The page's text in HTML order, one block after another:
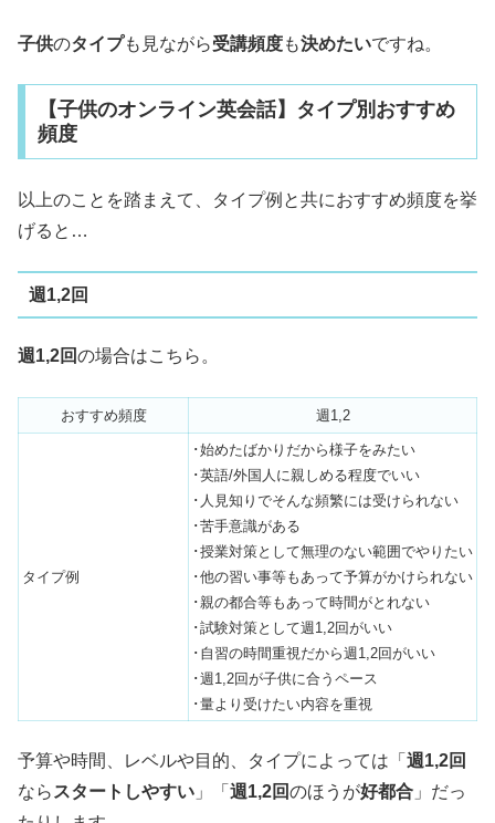
子供のタイプも見ながら受講頻度も決めたいですね。
【子供のオンライン英会話】タイプ別おすすめ
頻度
以上のことを踏まえて、タイプ例と共におすすめ頻度を挙
げると…
週1,2回
週1,2回の場合はこちら。
おすすめ頻度 週1,2
タイプ例
･始めたばかりだから様子をみたい
･英語/外国人に親しめる程度でいい
･人見知りでそんな頻繁には受けられない
･苦手意識がある
･授業対策として無理のない範囲でやりたい
･他の習い事等もあって予算がかけられない
･親の都合等もあって時間がとれない
･試験対策として週1,2回がいい
･自習の時間重視だから週1,2回がいい
･週1,2回が子供に合うペース
･量より受けたい内容を重視
予算や時間、レベルや目的、タイプによっては「 週1,2回
なら スタートしやすい 」「 週1,2回のほうが好都合 」だっ